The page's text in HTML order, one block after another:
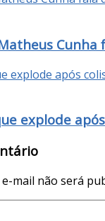
Cunha
explode
mail não será